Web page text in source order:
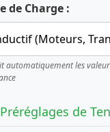
de Charge :
automatiquement les
Préréglages de